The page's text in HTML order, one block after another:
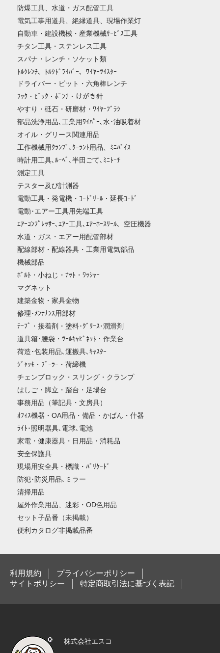
防爆工具、水道・ガス配管工具
電気工事用道具、絶縁道具、現場作業灯
自動車・建設機械・産業機械ｻｰﾋﾞｽ工具
チタン工具・ステンレス工具
スパナ・レンチ・ソケット類
ﾄﾙｸﾚﾝﾁ、ﾄﾙｸﾄﾞﾗｲﾊﾞｰ、ﾜｲﾔｰﾂｲｽﾀｰ
ドライバー・ビット・六角棒レンチ
ﾌｯｸ・ﾋﾟｯｸ・ﾎﾟﾝﾁ・けがき針
やすり・砥石・研磨材・ﾜｲﾔｰﾌﾞﾗｼ
部品洗浄用品､工業用ﾜｲﾊﾟｰ､水･油吸着材
オイル・グリース関連用品
工作機械用ｸﾗﾝﾌﾟ､ｸｰﾗﾝﾄ用品、ﾐﾆﾊﾞｲｽ
時計用工具､ﾙｰﾍﾟ､半田ごて､ﾐﾆﾄｰﾁ
測定工具
テスター及び計測器
電動工具・発電機・ｺｰﾄﾞﾘｰﾙ・延長ｺｰﾄﾞ
電動･エアー工具用先端工具
ｴｱｰｺﾝﾌﾟﾚｯｻｰ､ｴｱｰ工具､ｴｱｰﾎｰｽﾘｰﾙ、空圧機器
水道・ガス・エアー用配管部材
配線部材・配線器具・工業用電気部品
機械部品
ﾎﾞﾙﾄ・小ねじ・ﾅｯﾄ・ﾜｯｼｬｰ
マグネット
建築金物・家具金物
修理･ﾒﾝﾃﾅﾝｽ用部材
ﾃｰﾌﾟ・接着剤・塗料･ｸﾞﾘｰｽ･潤滑剤
道具箱･腰袋・ﾂｰﾙｷｬﾋﾞﾈｯﾄ・作業台
荷造･包装用品､運搬具､ｷｬｽﾀｰ
ｼﾞｬｯｷ・ﾌﾟｰﾗｰ・荷締機
チェンブロック・スリング・クランプ
はしご・脚立・踏台・足場台
事務用品（筆記具・文房具）
ｵﾌｨｽ機器・OA用品・備品・かばん・什器
ﾗｲﾄ･照明器具､電球､電池
家電・健康器具・日用品・消耗品
安全保護具
現場用安全具・標識・ﾊﾞﾘｹｰﾄﾞ
防犯･防災用品､ミラー
清掃用品
屋外作業用品、迷彩・OD色用品
セット子品番（未掲載）
便利カタログ非掲載品番
利用規約
プライバシーポリシー
サイトポリシー
特定商取引法に基づく表記
株式会社エスコ